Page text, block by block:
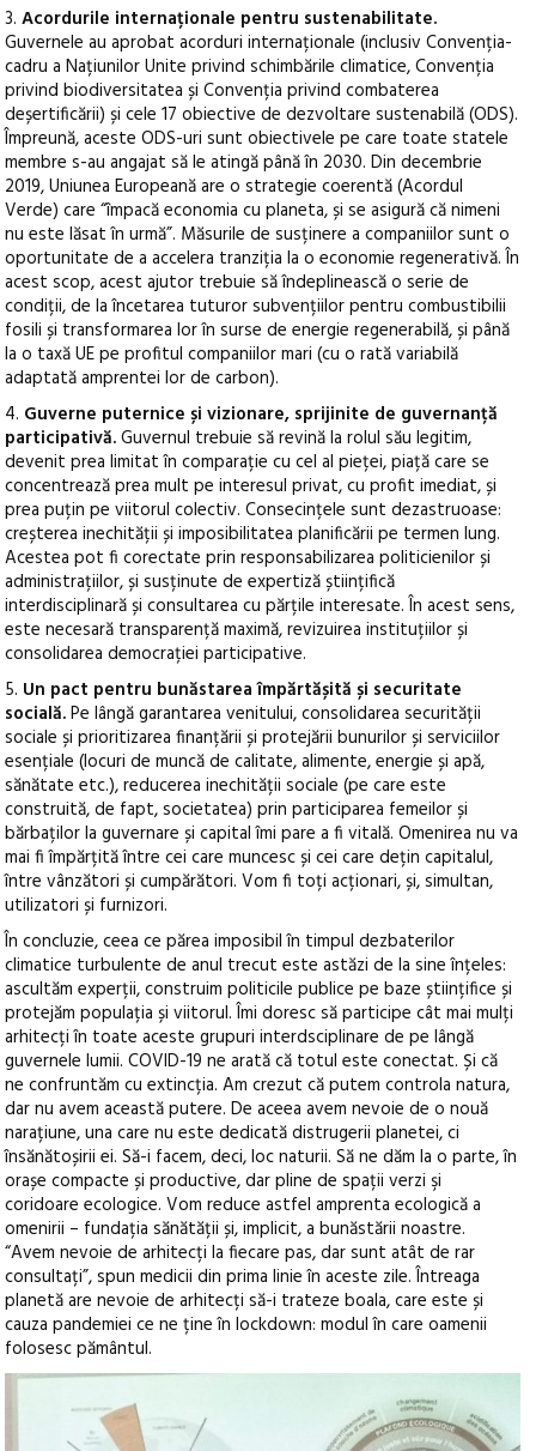
3. Acordurile internaționale pentru sustenabilitate.
Guvernele au aprobat acorduri internaționale (inclusiv Convenția-
cadru a Națiunilor Unite privind schimbările climatice, Convenția
privind biodiversitatea și Convenția privind combaterea
deșertificării) și cele 17 obiective de dezvoltare sustenabilă (ODS).
Împreună, aceste ODS-uri sunt obiectivele pe care toate statele
membre s-au angajat să le atingă până în 2030. Din decembrie
2019, Uniunea Europeană are o strategie coerentă (Acordul
Verde) care “împacă economia cu planeta, și se asigură că nimeni
nu este lăsat în urmă”. Măsurile de susținere a companiilor sunt o
oportunitate de a accelera tranziția la o economie regenerativă. În
acest scop, acest ajutor trebuie să îndeplinească o serie de
condiții, de la încetarea tuturor subvențiilor pentru combustibilii
fosili și transformarea lor în surse de energie regenerabilă, și până
la o taxă UE pe profitul companiilor mari (cu o rată variabilă
adaptată amprentei lor de carbon).
4. Guverne puternice și vizionare, sprijinite de guvernanță
participativă.Guvernul trebuie să revină la rolul său legitim,
devenit prea limitat în comparație cu cel al pieței, piață care se
concentrează prea mult pe interesul privat, cu profit imediat, și
prea puțin pe viitorul colectiv. Consecințele sunt dezastruoase:
creșterea inechității și imposibilitatea planificării pe termen lung.
Acestea pot fi corectate prin responsabilizarea politicienilor și
administrațiilor, și susținute de expertiză științifică
interdisciplinară și consultarea cu părțile interesate. În acest sens,
este necesară transparență maximă, revizuirea instituțiilor și
consolidarea democrației participative.
5. Un pact pentru bunăstarea împărtășită și securitate
socială.Pe lângă garantarea venitului, consolidarea securității
sociale și prioritizarea finanțării și protejării bunurilor și serviciilor
esențiale (locuri de muncă de calitate, alimente, energie și apă,
sănătate etc.), reducerea inechității sociale (pe care este
construită, de fapt, societatea) prin participarea femeilor și
bărbaților la guvernare și capital îmi pare a fi vitală. Omenirea nu va
mai fi împărțită între cei care muncesc și cei care dețin capitalul,
între vânzători și cumpărători. Vom fi toți acționari, și, simultan,
utilizatori și furnizori.
În concluzie, ceea ce părea imposibil în timpul dezbaterilor
climatice turbulente de anul trecut este astăzi de la sine înțeles:
ascultăm experții, construim politicile publice pe baze științifice și
protejăm populația și viitorul. Îmi doresc să participe cât mai mulți
arhitecți în toate aceste grupuri interdsciplinare de pe lângă
guvernele lumii. COVID-19 ne arată că totul este conectat. Și că
ne confruntăm cu extincția. Am crezut că putem controla natura,
dar nu avem această putere. De aceea avem nevoie de o nouă
narațiune, una care nu este dedicată distrugerii planetei, ci
însănătoșirii ei. Să-i facem, deci, loc naturii. Să ne dăm la o parte, în
orașe compacte și productive, dar pline de spații verzi şi
coridoare ecologice. Vom reduce astfel amprenta ecologică a
omenirii – fundația sănătății și, implicit, a bunăstării noastre.
“Avem nevoie de arhitecți la fiecare pas, dar sunt atât de rar
consultați”, spun medicii din prima linie în aceste zile. Întreaga
planetă are nevoie de arhitecți să-i trateze boala, care este și
cauza pandemiei ce ne ține în lockdown: modul în care oamenii
folosesc pământul.